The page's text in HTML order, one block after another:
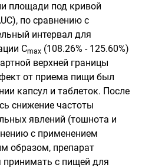
площади под кривой
), по сравнению с
интервал для
Сmах (108.26% - 125.60%)
верхней границы
от приема пищи был
капсул и таблеток. После
снижение частоты
явлений (тошнота и
с применением
образом, препарат
принимать с пищей для